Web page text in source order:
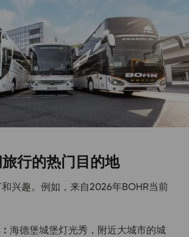
行的热门目的地
兴趣。例如，来自2026年BOHR当前
海德堡城堡灯光秀，附近大城市的城